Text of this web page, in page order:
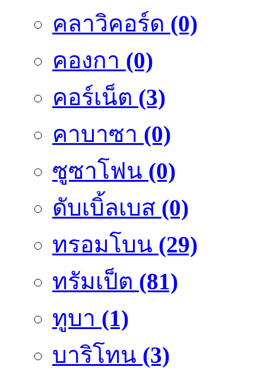
คลาวิคอร์ด (0)
คองกา (0)
คอร์เน็ต (3)
คาบาซา (0)
ซูซาโฟน (0)
ดับเบิ้ลเบส (0)
ทรอมโบน (29)
ทรัมเป็ต (81)
ทูบา (1)
บาริโทน (3)